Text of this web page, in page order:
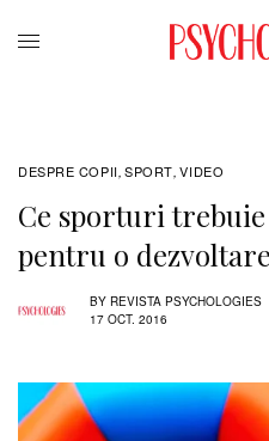
DESPRE COPII, SPORT, VIDEO
Ce sporturi trebuie
pentru o
BY REVISTA PSYCHOLOGIES
17 OCT. 2016